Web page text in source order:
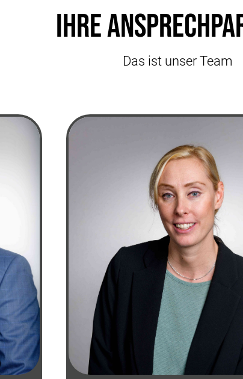
Ihre
Das ist unser Team